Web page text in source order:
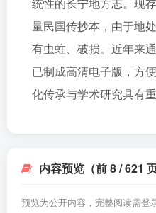
量民国传抄本，由于地
有虫蛀、破损。近年来
已制成高清电子版，方
化传承与学术研究具有重
内容预览（前 8 / 621 页
预览为公开内容，完整阅读需登